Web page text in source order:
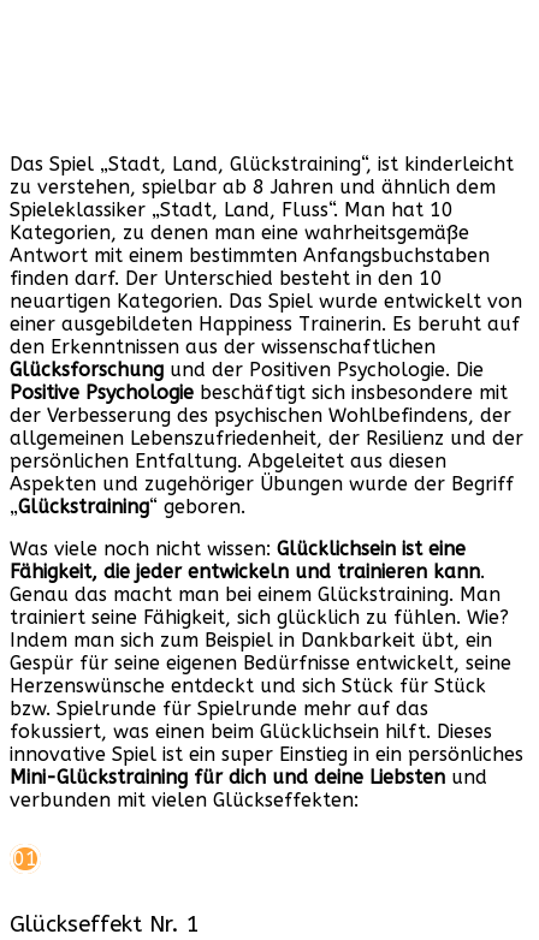
Das Spiel „Stadt, Land, Glückstraining“, ist kinderleicht
zu verstehen, spielbar ab 8 Jahren und ähnlich dem
Spieleklassiker „Stadt, Land, Fluss“. Man hat 10
Kategorien, zu denen man eine wahrheitsgemäße
Antwort mit einem bestimmten Anfangsbuchstaben
finden darf. Der Unterschied besteht in den 10
neuartigen Kategorien. Das Spiel wurde entwickelt von
einer ausgebildeten Happiness Trainerin. Es beruht auf
den Erkenntnissen aus der wissenschaftlichen
Glücksforschung und der Positiven Psychologie. Die
Positive Psychologie beschäftigt sich insbesondere mit
der Verbesserung des psychischen Wohlbefindens, der
allgemeinen Lebenszufriedenheit, der Resilienz und der
persönlichen Entfaltung. Abgeleitet aus diesen
Aspekten und zugehöriger Übungen wurde der Begriff
„Glückstraining“ geboren.
Was viele noch nicht wissen: Glücklichsein ist eine
Fähigkeit, die jeder entwickeln und trainieren kann.
Genau das macht man bei einem Glückstraining. Man
trainiert seine Fähigkeit, sich glücklich zu fühlen. Wie?
Indem man sich zum Beispiel in Dankbarkeit übt, ein
Gespür für seine eigenen Bedürfnisse entwickelt, seine
Herzenswünsche entdeckt und sich Stück für Stück
bzw. Spielrunde für Spielrunde mehr auf das
fokussiert, was einen beim Glücklichsein hilft. Dieses
innovative Spiel ist ein super Einstieg in ein persönliches
Mini-Glückstraining für dich und deine Liebsten und
verbunden mit vielen Glückseffekten:
01
Glückseffekt Nr. 1